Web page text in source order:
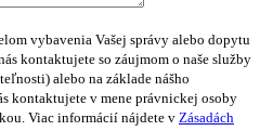
vybavenia Vašej správy alebo dopytu
kontaktujete so záujmom o naše služby
alebo na základe nášho
kontaktujete v mene právnickej osoby
Viac informácií nájdete v Zásadách